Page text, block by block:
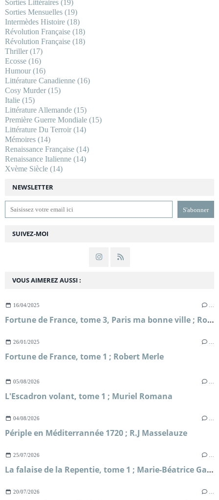
NEWSLETTER
SUIVEZ-MOI
VOUS AIMEREZ AUSSI :
16/04/2025
Fortune de France, tome 3, Paris ma bonne ville ; Robert Merle
26/01/2025
Fortune de France, tome 1 ; Robert Merle
05/08/2026
L'Escadron volant, tome 1 ; Muriel Romana
04/08/2026
Périple en Méditerrannée 1720 ; R.J Masselauze
25/07/2026
La falaise de la Repentie, tome 1 ; Marie-Béatrice Gauvin
20/07/2026
Sorties Littéraires (19)
Sorties Mensuelles (19)
Intermèdes Histoire (18)
Révolution Française (18)
Révolution Française (18)
Thriller(17)
Ecosse (16)
Humour(16)
Littérature Canadienne (16)
Cosy Murder(15)
Italie (15)
Littérature Allemande (15)
Première Guerre Mondiale (15)
Littérature Du Terroir(14)
Mémoires (14)
Renaissance Française (14)
Renaissance Italienne (14)
Xvème Siècle (14)